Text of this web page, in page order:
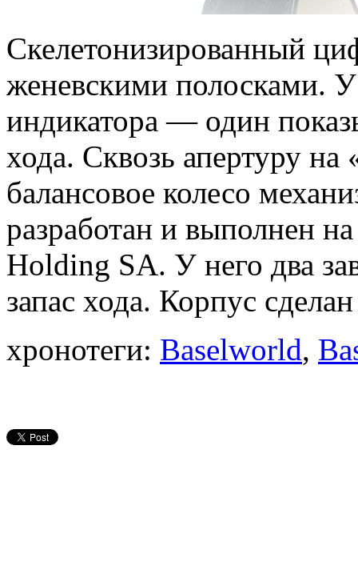
Скелетонизированный
женевскими полосками.
индикатора — один
хода. Сквозь апертуру на
балансовое колесо
разработан и выполнен
Holding SA. У него два
запас хода. Корпус
хронотеги: Baselworld,